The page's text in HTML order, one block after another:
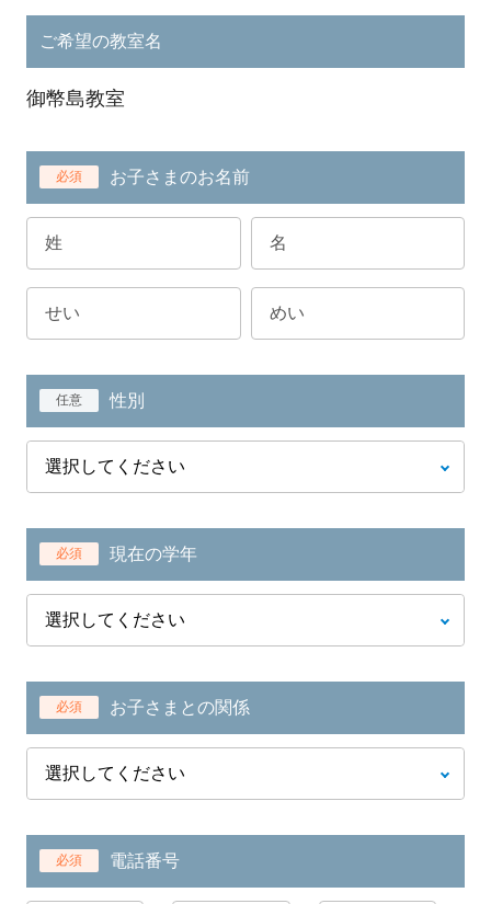
ご希望の教室名
御幣島教室
必須 お子さまのお名前
任意 性別
必須 現在の学年
必須 お子さまとの関係
必須 電話番号